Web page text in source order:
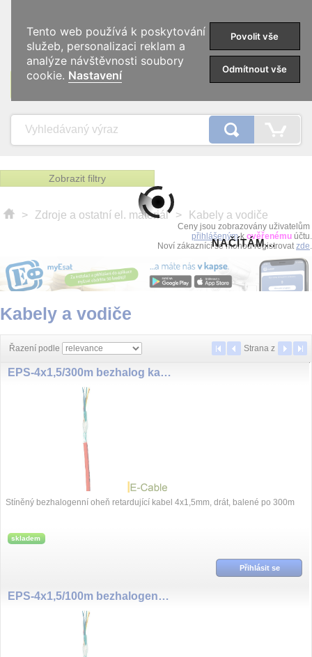
KATEGORIE
Zobrazit filtry
> Zdroje a ostatní el. materiál > Kabely a vodiče
Ceny jsou zobrazovány uživatelům
přihlášenýmk ověřenému účtu.
Noví zákaznící se mohou registrovatzde.
Kabely a vodiče
Řazení podle Strana z
NAČÍTÁM...
EPS-4x1,5/300m bezhalog kabel
Stíněný bezhalogenní oheň retardující kabel 4x1,5mm, drát, balené po 300m
skladem
Přihlásit se
EPS-4x1,5/100m bezhalogen EPS kabel
Tento web používá k poskytování
služeb, personalizaci reklam a
analýze návštěvnosti soubory
cookie. Nastavení
Povolit vše
Odmítnout vše